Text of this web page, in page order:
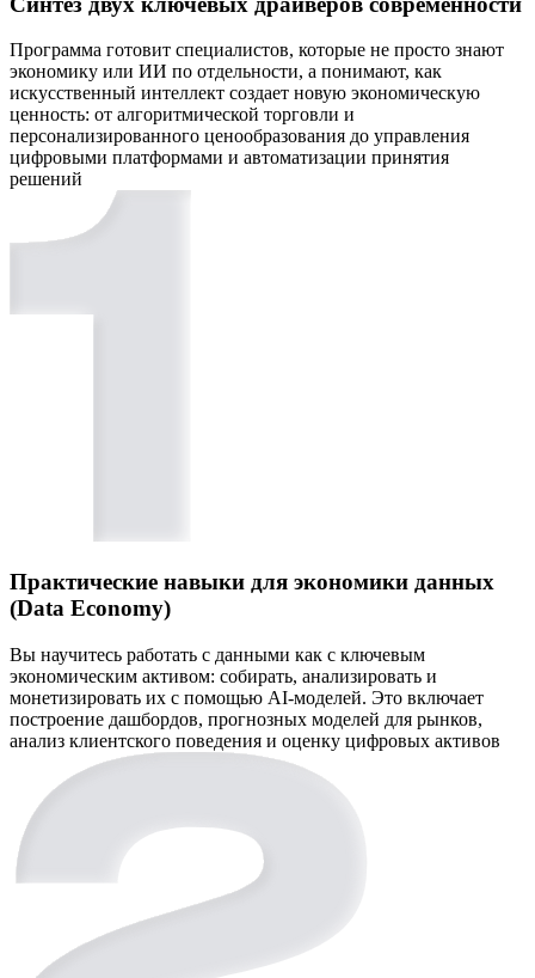
Программа готовит специалистов, которые не просто знают
экономику или ИИ по отдельности, а понимают, как
искусственный интеллект создает новую экономическую
ценность: от алгоритмической торговли и
персонализированного ценообразования до управления
цифровыми платформами и автоматизации принятия
решений
Практические навыки для экономики данных
(Data Economy)
Вы научитесь работать с данными как с ключевым
экономическим активом: собирать, анализировать и
монетизировать их с помощью AI-моделей. Это включает
построение дашбордов, прогнозных моделей для рынков,
анализ клиентского поведения и оценку цифровых активов